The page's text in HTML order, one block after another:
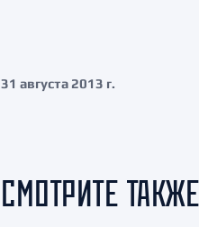
31 августа 2013 г.
СМОТРИТЕ ТАКЖЕ